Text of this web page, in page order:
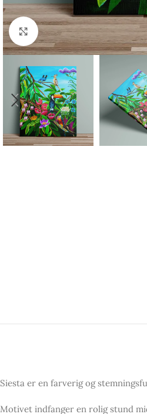
Click to enlarge
Siesta er en farverig og
Motivet indfanger en rolig stund